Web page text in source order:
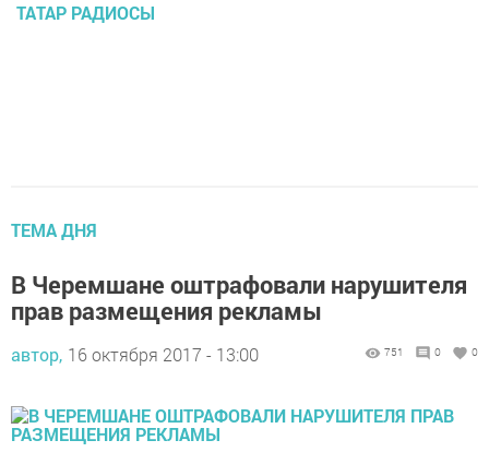
ТАТАР РАДИОСЫ
ТЕМА ДНЯ
В Черемшане оштрафовали нарушителя
прав размещения рекламы
автор, 16 октября 2017 - 13:00 751 0 0